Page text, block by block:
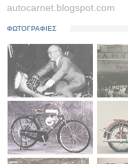
autocarnet.blogspot.com
ΦΩΤΟΓΡΑΦΙΕΣ